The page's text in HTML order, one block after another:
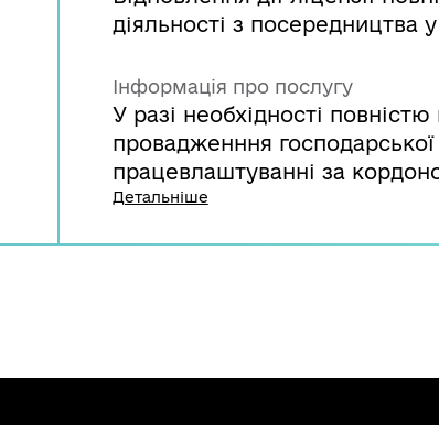
діяльності з посередництва
Інформація про послугу
У разі необхідності повністю
провадженння
працевлаштуванні за
Мінекономіки заяву та
Детальніше